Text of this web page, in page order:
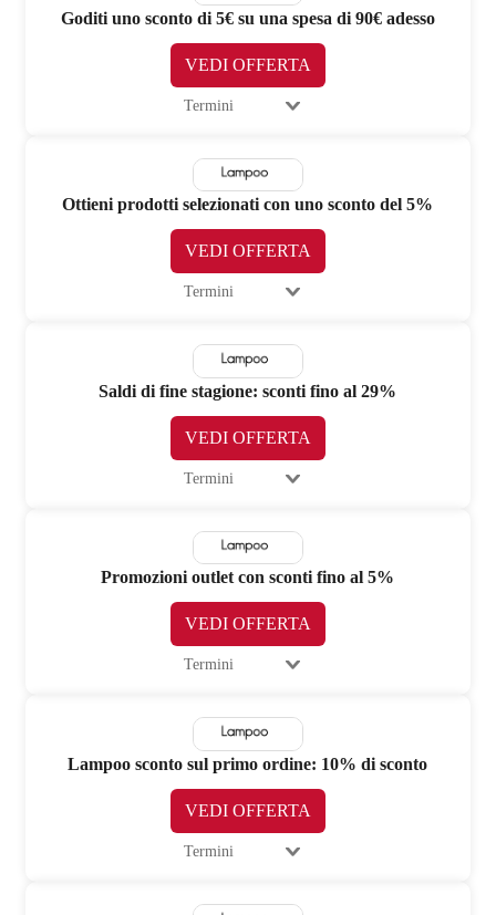
Goditi uno sconto di 5€ su una spesa di 90€ adesso
VEDI OFFERTA
Termini
Ottieni prodotti selezionati con uno sconto del 5%
VEDI OFFERTA
Termini
Saldi di fine stagione: sconti fino al 29%
VEDI OFFERTA
Termini
Promozioni outlet con sconti fino al 5%
VEDI OFFERTA
Termini
Lampoo sconto sul primo ordine: 10% di sconto
VEDI OFFERTA
Termini